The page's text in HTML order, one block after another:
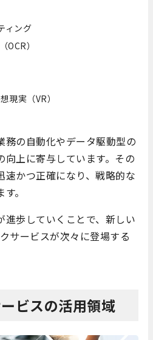
ィング
OCR）
現実（VR）
務の自動化やデータ駆動型の
向上に寄与しています。その
速かつ正確になり、戦略的な
。
進歩していくことで、新しい
サービスが次々に登場する
ビスの活用領域